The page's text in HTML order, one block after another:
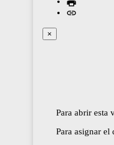
×
Para abrir esta
Para asignar